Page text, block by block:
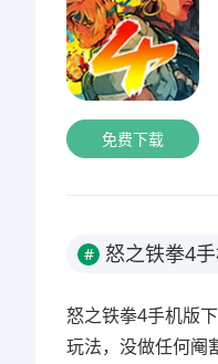
免费下载
# 怒之铁拳4
怒之铁拳4手机版
玩法，没做任何阉